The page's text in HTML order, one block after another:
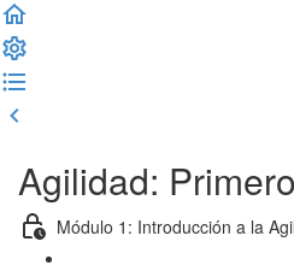
Agilidad:
Módulo 1: Introducción a la